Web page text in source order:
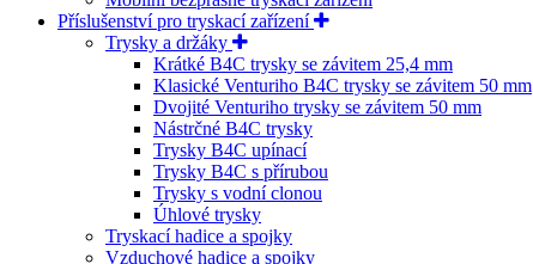
Příslušenství pro tryskací zařízení
Trysky a držáky
Krátké B4C trysky se závitem 25,4 mm
Klasické Venturiho B4C trysky se závitem 50 mm
Dvojité Venturiho trysky se závitem 50 mm
Nástrčné B4C trysky
Trysky B4C upínací
Trysky B4C s přírubou
Trysky s vodní clonou
Úhlové trysky
Tryskací hadice a spojky
Vzduchové hadice a spojky